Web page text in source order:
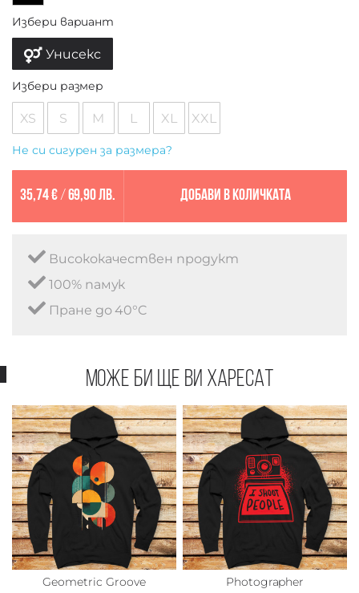
Избери вариант
Унисекс
Избери размер
XS S M L XL XXL
Не си сигурен за размера?
35,74 €/ 69,90 лв. Добави в количката
Висококачествен продукт
100% памук
Пране до 40°C
Може би ще ви харесат
Geometric Groove Photographer